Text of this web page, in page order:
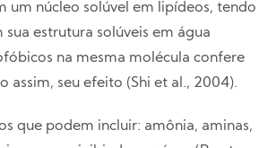
um núcleo solúvel em lipídeos, tendo
estrutura solúveis em água
na mesma molécula confere
assim, seu efeito (Shi et al., 2004).
que podem incluir: amônia, aminas,